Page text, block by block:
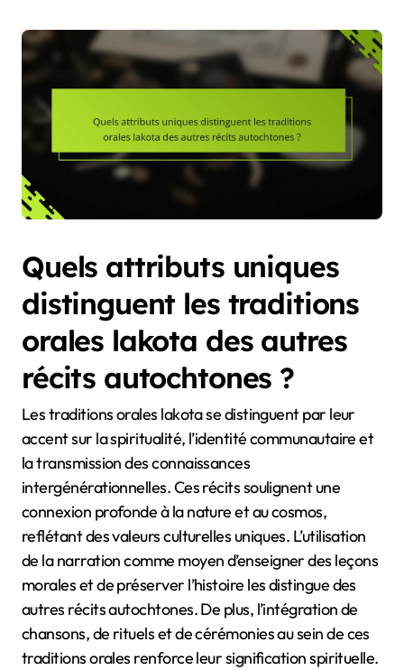
Quels attributs uniques
distinguent les traditions
orales lakota des autres
récits autochtones ?
Les traditions orales lakota se distinguent par leur
accent sur la spiritualité, l’identité communautaire et
la transmission des connaissances
intergénérationnelles. Ces récits soulignent une
connexion profonde à la nature et au cosmos,
reflétant des valeurs culturelles uniques. L’utilisation
de la narration comme moyen d’enseigner des leçons
morales et de préserver l’histoire les distingue des
autres récits autochtones. De plus, l’intégration de
chansons, de rituels et de cérémonies au sein de ces
traditions orales renforce leur signification spirituelle.